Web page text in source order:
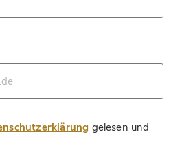
gelesen und